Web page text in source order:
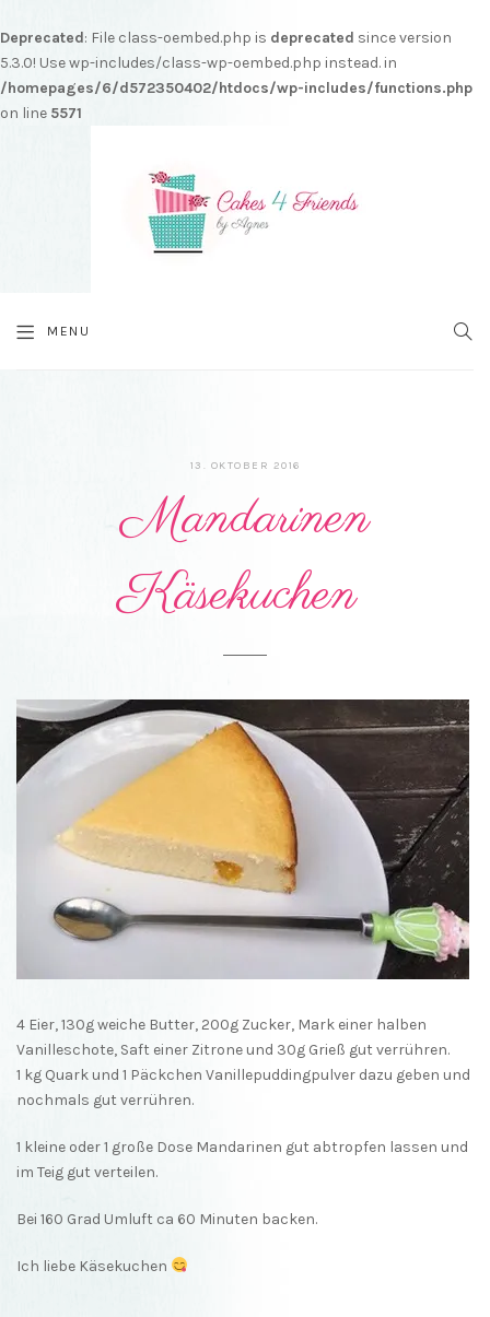
Deprecated: File class-oembed.php is deprecated since version
5.3.0! Use wp-includes/class-wp-oembed.php instead. in
/homepages/6/d572350402/htdocs/wp-includes/functions.php
on line 5571
MENU
13. OKTOBER 2016
Mandarinen
Käsekuchen
4 Eier, 130g weiche Butter, 200g Zucker, Mark einer halben
Vanilleschote, Saft einer Zitrone und 30g Grieß gut verrühren.
1 kg Quark und 1 Päckchen Vanillepuddingpulver dazu geben und
nochmals gut verrühren.
1 kleine oder 1 große Dose Mandarinen gut abtropfen lassen und
im Teig gut verteilen.
Bei 160 Grad Umluft ca 60 Minuten backen.
Ich liebe Käsekuchen